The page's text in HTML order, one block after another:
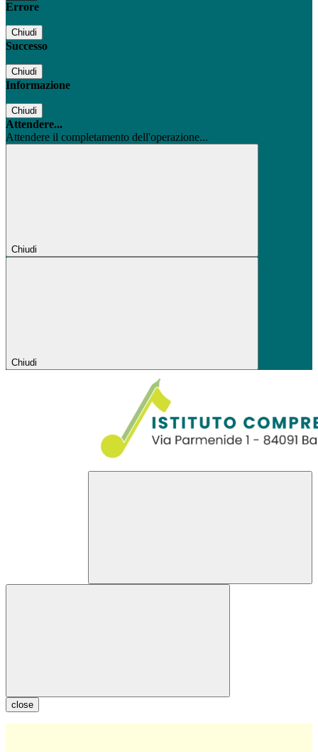
Errore
Chiudi
Successo
Chiudi
Informazione
Chiudi
Attendere...
Attendere il completamento dell'operazione...
Chiudi
Chiudi
close